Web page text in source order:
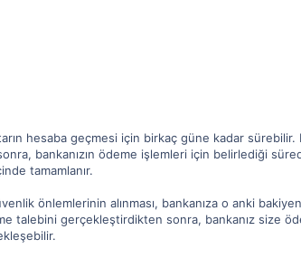
hesaba geçmesi için birkaç güne kadar sürebilir.
bankanızın ödeme işlemleri için belirlediği
tamamlanır.
önlemlerinin alınması, bankanıza o anki
talebini gerçekleştirdikten sonra, bankanız size